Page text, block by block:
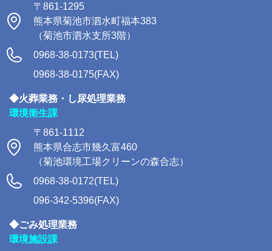
〒861-1295
熊本県菊池市泗水町福本383
（菊池市泗水支所3階）
0968-38-0173(TEL)
0968-38-0175(FAX)
◆火葬業務・し尿処理業務
環境衛生課
〒861-1112
熊本県合志市幾久富460
（菊池環境工場クリーンの森合志）
0968-38-0172(TEL)
096-342-5396(FAX)
◆ごみ処理業務
環境施設課